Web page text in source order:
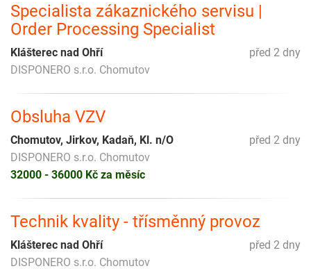
Specialista zákaznického servisu |
Order Processing Specialist
před 2 dny
Klášterec nad Ohří
DISPONERO s.r.o. Chomutov
Obsluha VZV
před 2 dny
Chomutov, Jirkov, Kadaň, Kl. n/O
DISPONERO s.r.o. Chomutov
32000 - 36000 Kč za měsíc
Technik kvality - třísměnný provoz
před 2 dny
Klášterec nad Ohří
DISPONERO s.r.o. Chomutov